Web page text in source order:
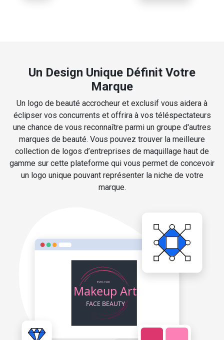
Un Design Unique Définit Votre
Marque
Un logo de beauté accrocheur et exclusif vous aidera à
éclipser vos concurrents et offrira à vos téléspectateurs
une chance de vous reconnaître parmi un groupe d'autres
marques de beauté. Vous pouvez trouver la meilleure
collection de logos d’entreprises de maquillage haut de
gamme sur cette plateforme qui vous permet de concevoir
un logo unique pouvant représenter la niche de votre
marque.